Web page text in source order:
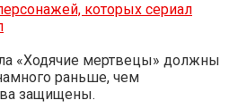
которых сериал
«Ходячие мертвецы» должны
раньше, чем
защищены.